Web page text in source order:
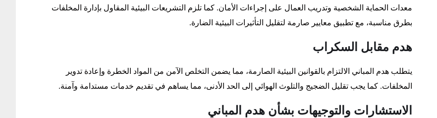
معدات الحماية الشخصية وتدريب العمال على إجراءات الأمان. كما تلزم التشريعات البيئية المقاول بإدارة المخلفات
بطرق مناسبة، مع تطبيق معايير صارمة لتقليل التأثيرات البيئية الضارة.
هدم مقابل السكراب
يتطلب هدم المباني الالتزام بالقوانين البيئية الصارمة، مما يضمن التخلص الآمن من المواد الخطرة وإعادة تدوير
المخلفات. كما يجب تقليل الضجيج والتلوث الهوائي إلى الحد الأدنى، مما يساهم في تقديم خدمات مستدامة وآمنة.
الاستشارات والتوجيهات بشأن هدم المباني